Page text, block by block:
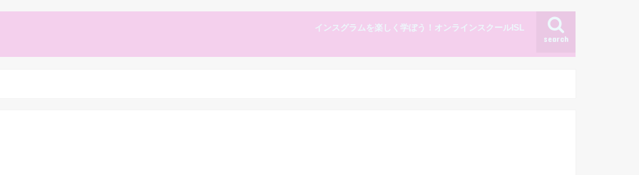
search
インスグラムを楽しく学ぼう！オンラインスクールISL